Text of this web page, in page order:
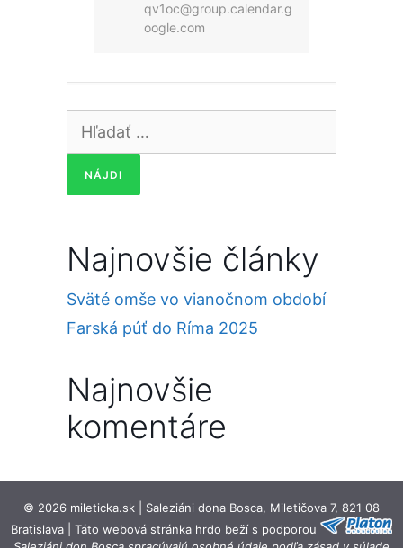
qv1oc@group.calendar.g
oogle.com
Hľadať:
Najnovšie články
Sväté omše vo vianočnom období
Farská púť do Ríma 2025
Najnovšie
komentáre
© 2026 mileticka.sk | Saleziáni dona Bosca, Miletičova 7, 821 08
Bratislava | Táto webová stránka hrdo beží s podporou